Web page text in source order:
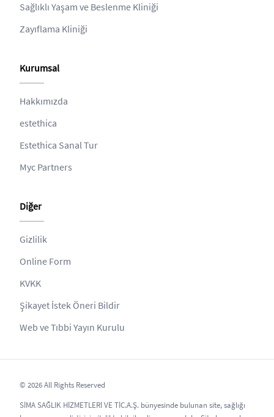
Sağlıklı Yaşam ve Beslenme Kliniği
Zayıflama Kliniği
Kurumsal
Hakkımızda
estethica
Estethica Sanal Tur
Myc Partners
Diğer
Gizlilik
Online Form
KVKK
Şikayet İstek Öneri Bildir
Web ve Tıbbi Yayın Kurulu
© 2026 All Rights Reserved
SİMA SAĞLIK HİZMETLERİ VE TİC.A.Ş. bünyesinde bulunan site, sağlığı